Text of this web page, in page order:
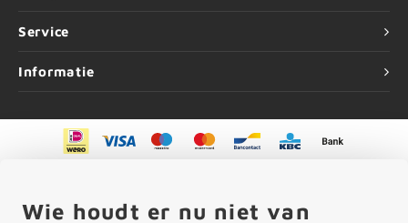
Service
Informatie
Wie houdt er nu niet van